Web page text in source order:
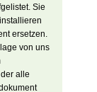
Sie
ersetzen.
von uns
alle